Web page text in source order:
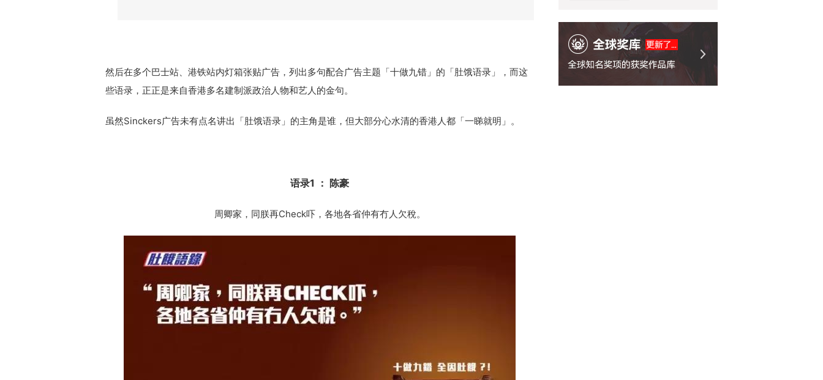
然后在多个巴士站、港铁站内灯箱张贴广告，列出多句配合广告主题「十做九错」的「肚饿语录」，而这
些语录，正正是来自香港多名建制派政治人物和艺人的金句。
虽然Sinckers广告未有点名讲出「肚饿语录」的主角是谁，但大部分心水清的香港人都「一睇就明」。
语录1 ： 陈豪
周卿家，同朕再Check吓，各地各省仲有冇人欠稅。